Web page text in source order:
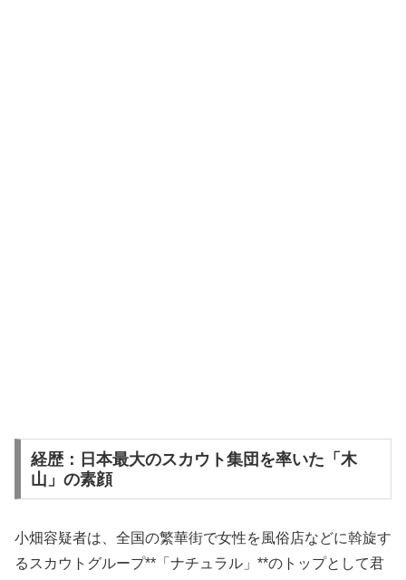
経歴：日本最大のスカウト集団を率いた「木
山」の素顔
小畑容疑者は、全国の繁華街で女性を風俗店などに斡旋す
るスカウトグループ**「ナチュラル」**のトップとして君